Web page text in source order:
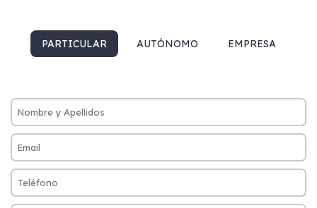
PARTICULAR AUTÓNOMO EMPRESA